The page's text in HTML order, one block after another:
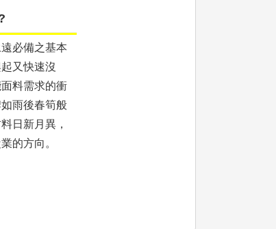
必備之基本
又快速沒
料需求的衝
雨後春筍般
日新月異，
的方向。